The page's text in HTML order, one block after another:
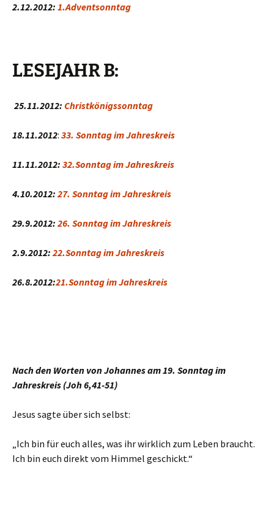
2.12.2012: 1.Adventsonntag
LESEJAHR B:
25.11.2012: Christkönigssonntag
18.11.2012: 33. Sonntag im Jahreskreis
11.11.2012: 32.Sonntag im Jahreskreis
4.10.2012:27. Sonntag im Jahreskreis
29.9.2012:26. Sonntag im Jahreskreis
2.9.2012:22.Sonntag im Jahreskreis
26.8.2012:21.Sonntag im Jahreskreis
Nach den Worten von Johannes am 19. Sonntag im
Jahreskreis (Joh 6,41-51)
Jesus sagte über sich selbst:
„Ich bin für euch alles, was ihr wirklich zum Leben braucht.
Ich bin euch direkt vom Himmel geschickt.“